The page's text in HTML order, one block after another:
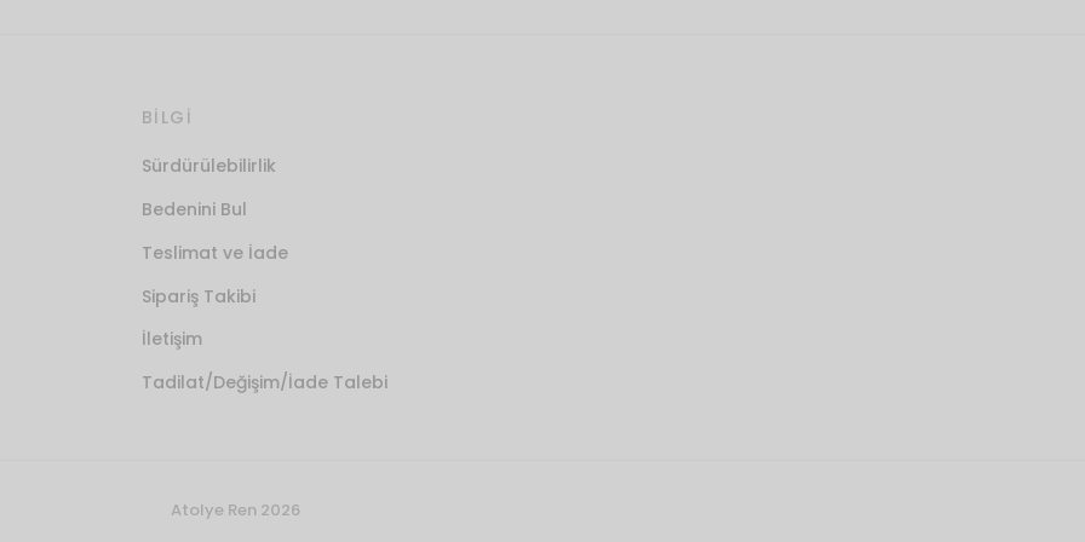
BİLGİ
Sürdürülebilirlik
Bedenini Bul
Teslimat ve İade
Sipariş Takibi
İletişim
Tadilat/Değişim/İade Talebi
Atolye Ren 2026